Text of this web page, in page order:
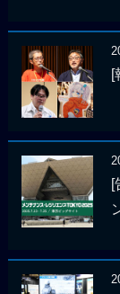
[
[